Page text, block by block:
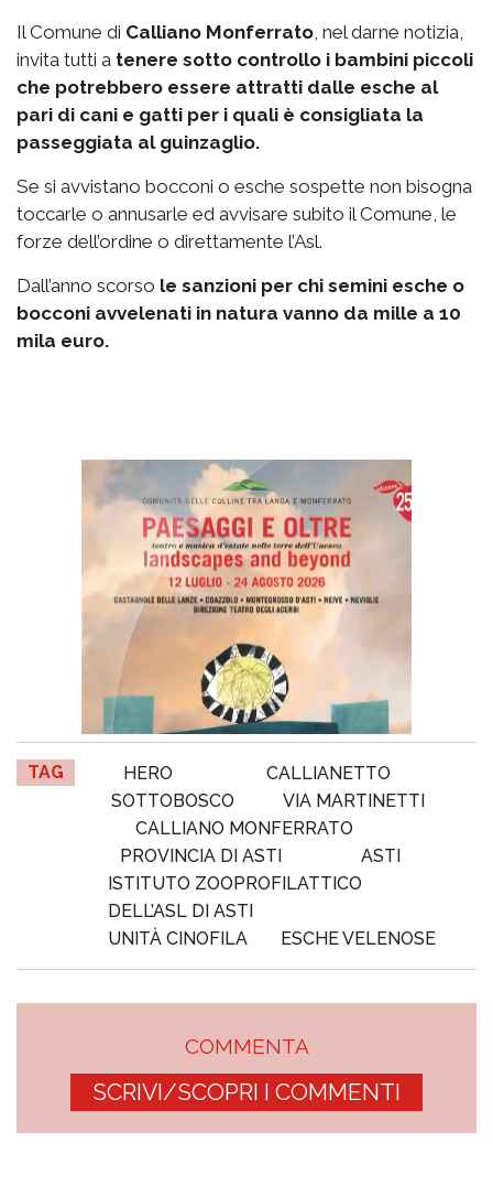
Il Comune di Calliano Monferrato , nel darne notizia,
invita tutti a tenere sotto controllo i bambini piccoli
che potrebbero essere attratti dalle esche al
pari di cani e gatti per i quali è consigliata la
passeggiata al guinzaglio.
Se si avvistano bocconi o esche sospette non bisogna
toccarle o annusarle ed avvisare subito il Comune, le
forze dell’ordine o direttamente l’Asl.
Dall’anno scorso le sanzioni per chi semini esche o
bocconi avvelenati in natura vanno da mille a 10
mila euro.
TAG HERO
CALLIANETTO
SOTTOBOSCO
VIA MARTINETTI
CALLIANO MONFERRATO
PROVINCIA DI ASTI
ASTI
ISTITUTO ZOOPROFILATTICO
DELL’ASL DI ASTI
UNITÀ CINOFILA
ESCHE VELENOSE
COMMENTA
SCRIVI/SCOPRI I COMMENTI